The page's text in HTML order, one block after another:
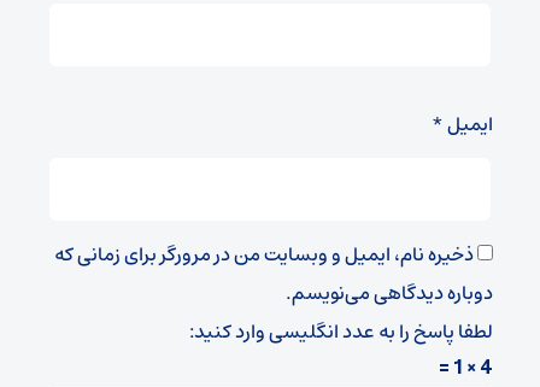
ایمیل*
ذخیره نام، ایمیل و وبسایت من در مرورگر برای زمانی که
دوباره دیدگاهی می‌نویسم.
لطفا پاسخ را به عدد انگلیسی وارد کنید:
4 × 1 =